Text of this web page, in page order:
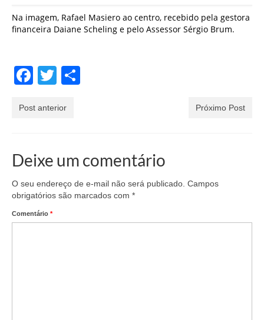
Na imagem, Rafael Masiero ao centro, recebido pela gestora
financeira Daiane Scheling e pelo Assessor Sérgio Brum.
Facebook
Twitter
Post anterior Próximo Post
Deixe um comentário
O seu endereço de e-mail não será publicado. Campos
obrigatórios são marcados com *
Comentário *